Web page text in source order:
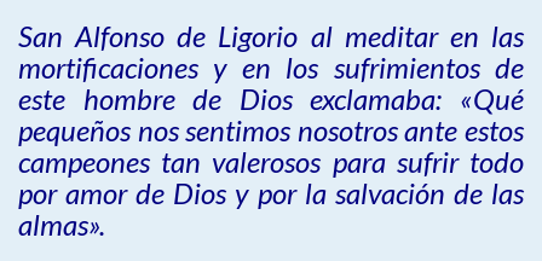
San Alfonso de Ligorio al meditar en las
mortificaciones y en los sufrimientos de
este hombre de Dios exclamaba: «Qué
pequeños nos sentimos nosotros ante estos
campeones tan valerosos para sufrir todo
por amor de Dios y por la salvación de las
almas».